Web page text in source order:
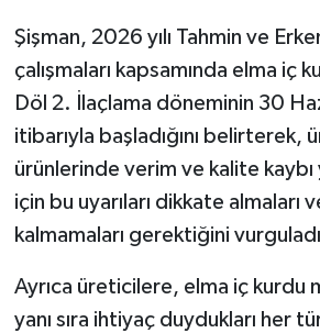
Şişman, 2026 yılı Tahmin ve
çalışmaları kapsamında elma iç
Döl 2. İlaçlama döneminin 30
itibarıyla başladığını belirterek,
ürünlerinde verim ve kalite kaybı
için bu uyarıları dikkate almaları
kalmamaları gerektiğini
Ayrıca üreticilere, elma iç kurdu
yanı sıra ihtiyaç duydukları her